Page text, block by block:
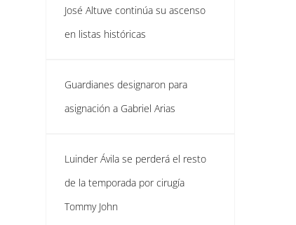
José Altuve continúa su ascenso
en listas históricas
Guardianes designaron para
asignación a Gabriel Arias
Luinder Ávila se perderá el resto
de la temporada por cirugía
Tommy John